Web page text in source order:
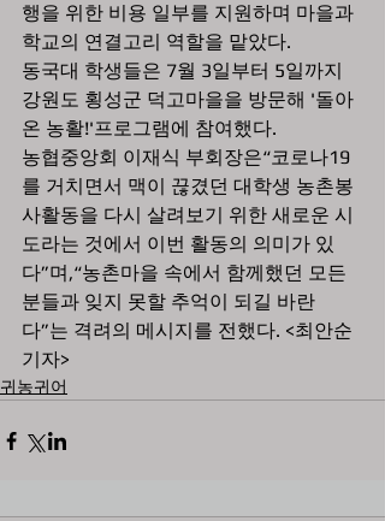
행을 위한 비용 일부를 지원하며 마을과
학교의 연결고리 역할을 맡았다.
동국대 학생들은 7월 3일부터 5일까지
강원도 횡성군 덕고마을을 방문해 '돌아
온 농활!'프로그램에 참여했다.
농협중앙회 이재식 부회장은“코로나19
를 거치면서 맥이 끊겼던 대학생 농촌봉
사활동을 다시 살려보기 위한 새로운 시
도라는 것에서 이번 활동의 의미가 있
다”며,“농촌마을 속에서 함께했던 모든
분들과 잊지 못할 추억이 되길 바란
다”는 격려의 메시지를 전했다. <최안순
기자>
귀농귀어